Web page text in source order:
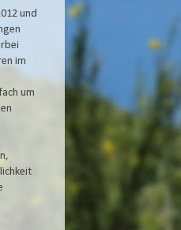
und
im
um